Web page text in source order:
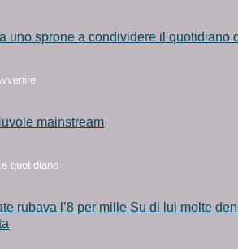
uno sprone a condividere il quotidiano
mainstream
quotidiano
rubava l’8 per mille Su di lui molte